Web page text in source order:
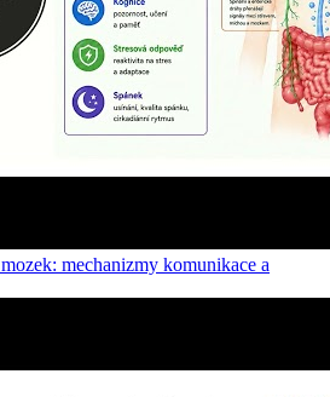
mechanizmy komunikace a